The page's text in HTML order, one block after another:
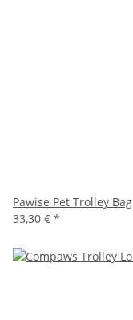
Pawise Pet Trolley Bag
33,30 € *